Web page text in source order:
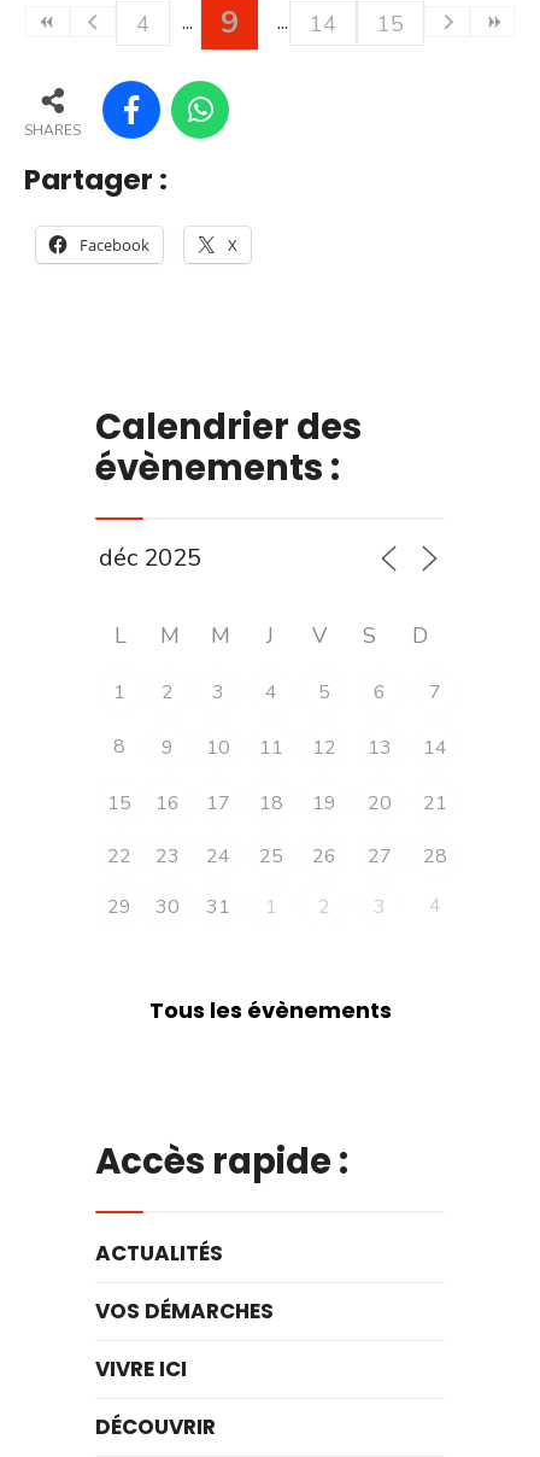
4 9 14 15
SHARES
Partager :
Facebook X
Calendrier des
évènements :
L M M J V S D
1 2 3 4 5 6 7
8 9 10 11 12 13 14
15 16 17 18 19 20
21
22
23 24 25 26 27
28
29
30 31 1 2 3 4
Tous les évènements
Accès rapide :
ACTUALITÉS
VOS DÉMARCHES
VIVRE ICI
DÉCOUVRIR